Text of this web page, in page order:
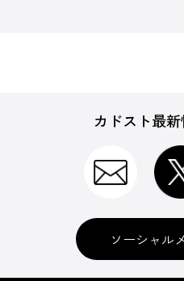
カドスト最
ソーシャル